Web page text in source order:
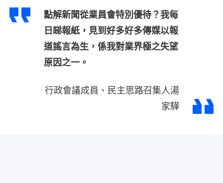
點解新聞從業員會特別優待？我每
日睇報紙，見到好多好多傳媒以報
道謠言為生，係我對業界極之失望
原因之一。
行政會議成員、民主思路召集人湯
家驊